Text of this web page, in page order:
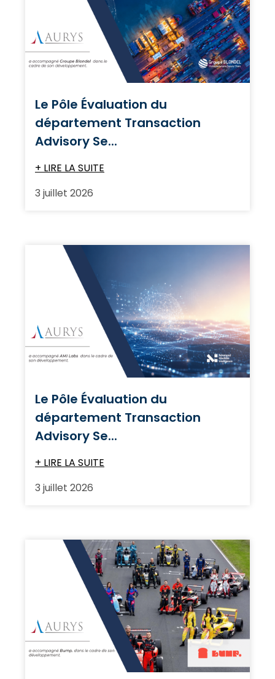
Le Pôle Évaluation du
département Transaction
Advisory Se...
+ LIRE LA SUITE
3 juillet 2026
Le Pôle Évaluation du
département Transaction
Advisory Se...
+ LIRE LA SUITE
3 juillet 2026